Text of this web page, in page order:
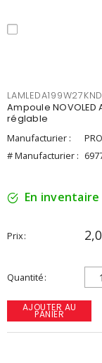
LAMLEDA199W27KND
Ampoule NOVOLED
réglable
Manufacturier :
# Manufacturier :
En inventaire
Prix
Quantité
AJOUTER AU
PANIER